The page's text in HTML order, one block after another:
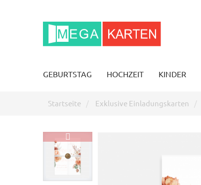
GEBURTSTAG HOCHZEIT KINDER
Startseite Exklusive Einladungskarten